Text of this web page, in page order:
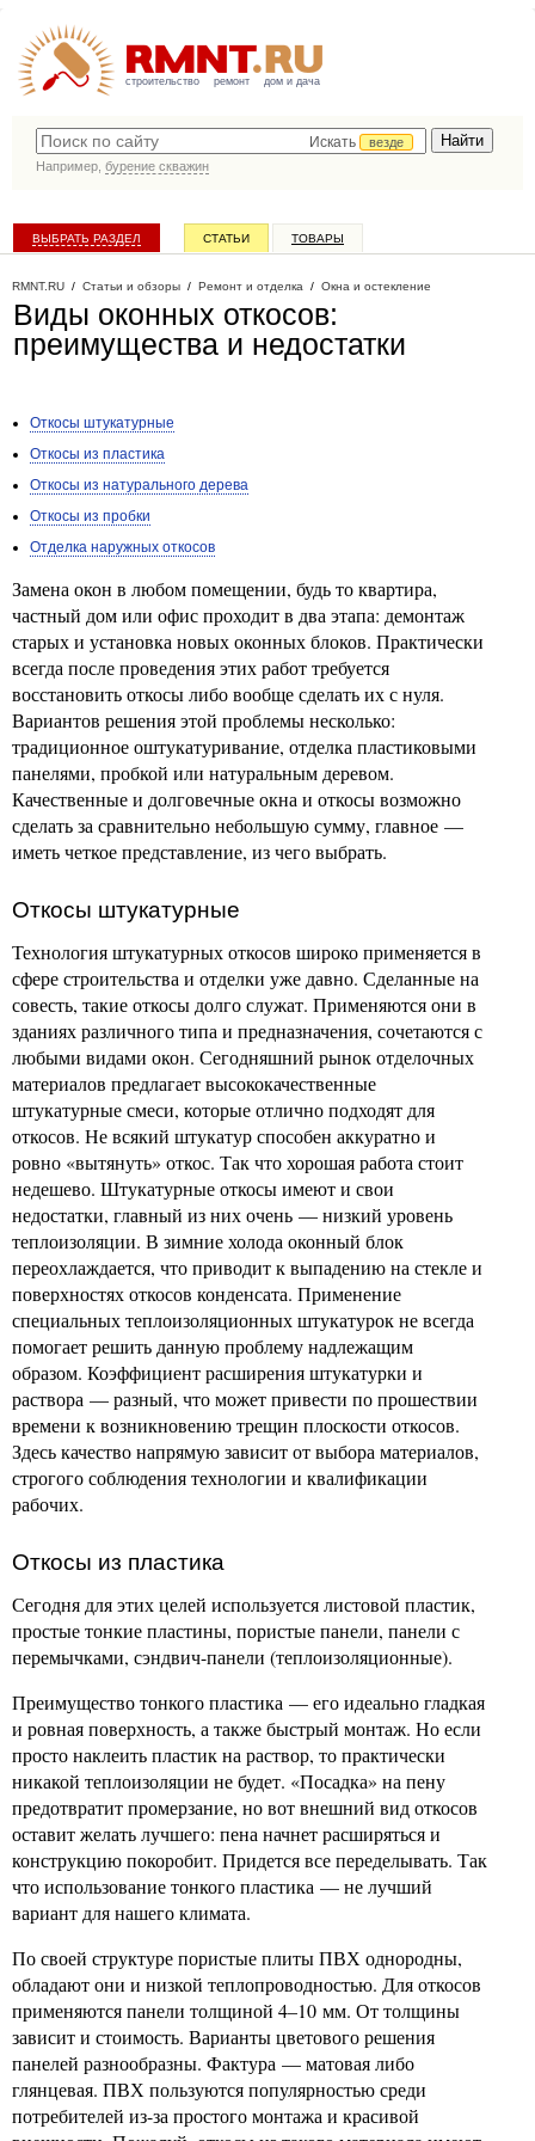
строительство ремонт дом и дача
Искать
везде
Например, бурение скважин
ВЫБРАТЬ РАЗДЕЛ СТАТЬИ ТОВАРЫ
RMNT.RU / Статьи и обзоры / Ремонт и отделка / Окна и остекление
Виды оконных откосов:
преимущества и недостатки
Откосы штукатурные
Откосы из пластика
Откосы из натурального дерева
Откосы из пробки
Отделка наружных откосов
Замена окон в любом помещении, будь то квартира,
частный дом или офис проходит в два этапа: демонтаж
старых и установка новых оконных блоков. Практически
всегда после проведения этих работ требуется
восстановить откосы либо вообще сделать их с нуля.
Вариантов решения этой проблемы несколько:
традиционное оштукатуривание, отделка пластиковыми
панелями, пробкой или натуральным деревом.
Качественные и долговечные окна и откосы возможно
сделать за сравнительно небольшую сумму, главное —
иметь четкое представление, из чего выбрать.
Откосы штукатурные
Технология штукатурных откосов широко применяется в
сфере строительства и отделки уже давно. Сделанные на
совесть, такие откосы долго служат. Применяются они в
зданиях различного типа и предназначения, сочетаются с
любыми видами окон. Сегодняшний рынок отделочных
материалов предлагает высококачественные
штукатурные смеси, которые отлично подходят для
откосов. Не всякий штукатур способен аккуратно и
ровно «вытянуть» откос. Так что хорошая работа стоит
недешево. Штукатурные откосы имеют и свои
недостатки, главный из них очень — низкий уровень
теплоизоляции. В зимние холода оконный блок
переохлаждается, что приводит к выпадению на стекле и
поверхностях откосов конденсата. Применение
специальных теплоизоляционных штукатурок не всегда
помогает решить данную проблему надлежащим
образом. Коэффициент расширения штукатурки и
раствора — разный, что может привести по прошествии
времени к возникновению трещин плоскости откосов.
Здесь качество напрямую зависит от выбора материалов,
строгого соблюдения технологии и квалификации
рабочих.
Откосы из пластика
Сегодня для этих целей используется листовой пластик,
простые тонкие пластины, пористые панели, панели с
перемычками, сэндвич-панели (теплоизоляционные).
Преимущество тонкого пластика — его идеально гладкая
и ровная поверхность, а также быстрый монтаж. Но если
просто наклеить пластик на раствор, то практически
никакой теплоизоляции не будет. «Посадка» на пену
предотвратит промерзание, но вот внешний вид откосов
оставит желать лучшего: пена начнет расширяться и
конструкцию покоробит. Придется все переделывать. Так
что использование тонкого пластика — не лучший
вариант для нашего климата.
По своей структуре пористые плиты ПВХ однородны,
обладают они и низкой теплопроводностью. Для откосов
применяются панели толщиной 4–10 мм. От толщины
зависит и стоимость. Варианты цветового решения
панелей разнообразны. Фактура — матовая либо
глянцевая. ПВХ пользуются популярностью среди
потребителей из-за простого монтажа и красивой